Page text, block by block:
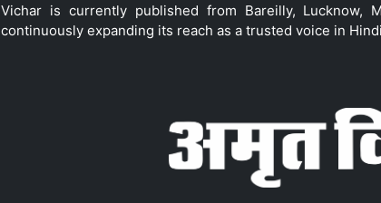
Vichar is currently published from Bareilly, Lucknow,
continuously expanding its reach as a trusted voice in